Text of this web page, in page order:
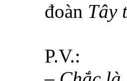
đoàn Tây
P.V.: